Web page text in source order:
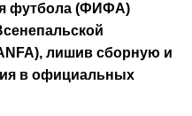
футбола (ФИФА)
лишив сборную и
в официальных